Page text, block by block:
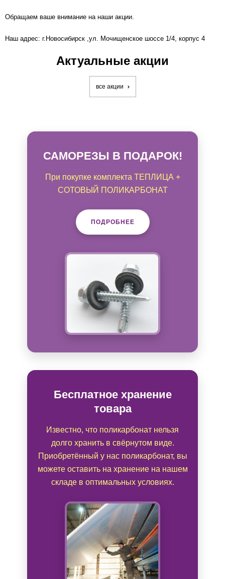
Обращаем ваше внимание на наши акции.
Наш адрес: г.Новосибирск ,ул. Мочищенское шоссе 1/4, корпус 4
Актуальные акции
все акции
САМОРЕЗЫ В ПОДАРОК!
При покупке комплекта ТЕПЛИЦА +
СОТОВЫЙ ПОЛИКАРБОНАТ
ПОДРОБНЕЕ
Бесплатное хранение
товара
Известно, что поликарбонат нельзя
долго хранить в свёрнутом виде.
Приобретённый у нас поликарбонат, вы
можете оставить на хранение на нашем
складе в оптимальных условиях.